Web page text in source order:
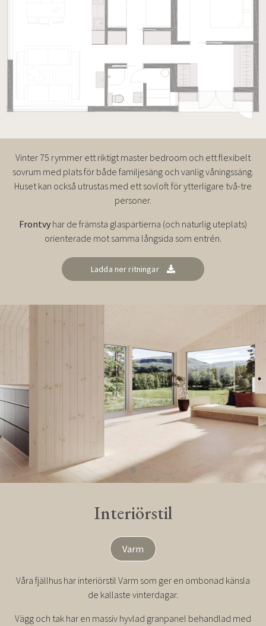
Vinter 75 rymmer ett riktigt master bedroom och ett flexibelt
sovrum med plats för både familjesäng och vanlig våningssäng.
Huset kan också utrustas med ett sovloft för ytterligare två-tre
personer.
Frontvy har de främsta glaspartierna (och naturlig uteplats)
orienterade mot samma långsida som entrén.
Ladda ner ritningar
Interiörstil
Varm
Våra fjällhus har interiörstil Varm som ger en ombonad känsla
de kallaste vinterdagar.
Vägg och tak har en massiv hyvlad granpanel behandlad med